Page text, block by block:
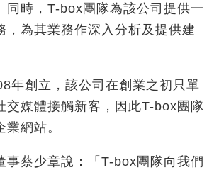
時， T-box 團隊為該公司提供一
，為其業務作深入分析及提供建
年創立， 該公司在創業之初只單
交媒體接觸新客，因此T-box 團隊
網站。
事蔡少章說：「T-box 團隊向我們